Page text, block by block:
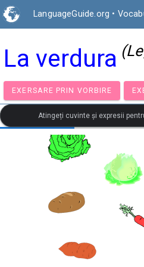
LanguageGuide.org •
La verdura
EXERSARE PRIN VORBIRE
Atingeți cuvinte și expresii